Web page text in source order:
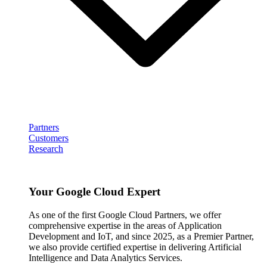
Partners
Customers
Research
Your Google Cloud Expert
As one of the first Google Cloud Partners, we offer
comprehensive expertise in the areas of Application
Development and IoT, and since 2025, as a Premier Partner,
we also provide certified expertise in delivering Artificial
Intelligence and Data Analytics Services.